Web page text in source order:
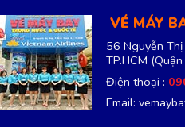
VÉ MÁY
56 Nguyễn
TP.HCM
Điện thoại :
Email: